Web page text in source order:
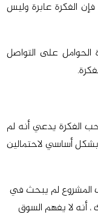
فإن الفكرة عابرة وليس
على التواصل
الفكرة يدعي أنه لم
أساسي لاحتمالين
المشروع لم يبحث في
أنه لا يفهم السوق